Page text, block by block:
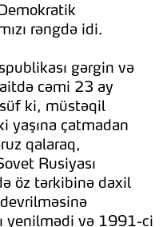
rəngdə idi.
gərgin və
cəmi 23 ay
ki, müstəqil
yaşına çatmadan
qalaraq,
Rusiyası
öz tərkibinə daxil
yenilmədi və 1991-ci